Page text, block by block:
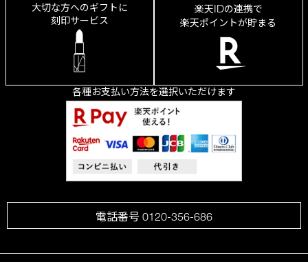
大切な方へのギフトに
刻印サービス
楽天IDの連携で
楽天ポイントが貯まる
各種お支払い方法を選択いただけます
電話番号 0120-356-686